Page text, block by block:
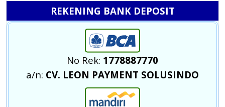
REKENING BANK DEPOSIT
No Rek: 1778887770
a/n: CV. LEON PAYMENT SOLUSINDO